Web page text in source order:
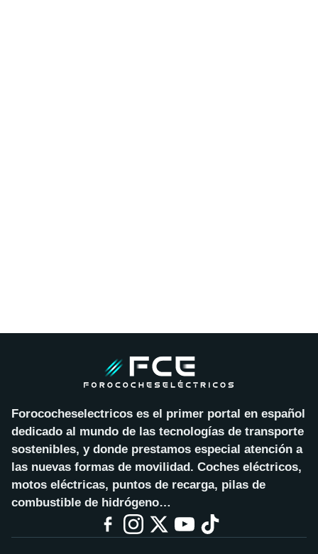
Forococheselectricos es el primer portal en español
dedicado al mundo de las tecnologías de transporte
sostenibles, y donde prestamos especial atención a
las nuevas formas de movilidad. Coches eléctricos,
motos eléctricas, puntos de recarga, pilas de
combustible de hidrógeno…